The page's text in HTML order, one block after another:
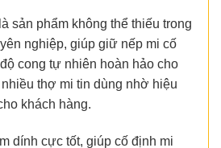
sản phẩm không thể thiếu trong
nghiệp, giúp giữ nếp mi cố
cong tự nhiên hoàn hảo cho
thợ mi tin dùng nhờ hiệu
khách hàng.
dính cực tốt, giúp cố định mi